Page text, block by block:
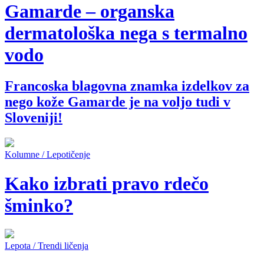
Gamarde – organska
dermatološka nega s termalno
vodo
Francoska blagovna znamka izdelkov za
nego kože Gamarde je na voljo tudi v
Sloveniji!
Kolumne /Lepotičenje
Kako izbrati pravo rdečo
šminko?
Lepota / Trendi ličenja